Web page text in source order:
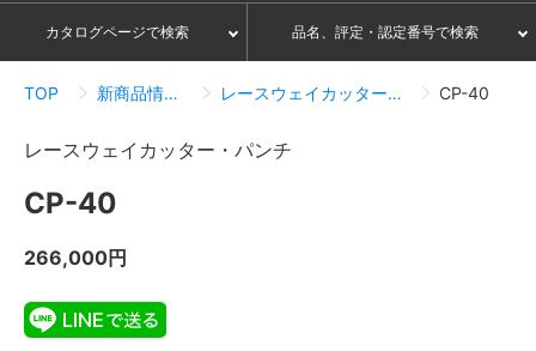
カタログページで検索 品名、評定・認定番号で検索
TOP 新商品情報一覧 レースウェイカッター・パンチ CP-40
レースウェイカッター・パンチ
CP-40
266,000円